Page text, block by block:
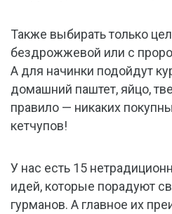
Также выбирать только
бездрожжевой или с
А для начинки подойдут
домашний паштет, яйцо,
правило — никаких
кетчупов!
У нас есть 15
идей, которые порадуют
гурманов. А главное их